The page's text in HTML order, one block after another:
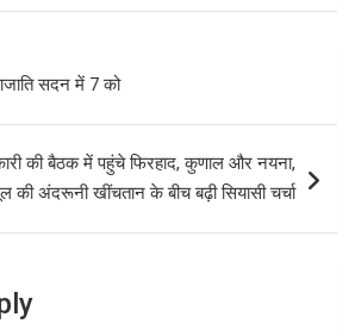
ar
सदन में 7 को
की बैठक में पहुंचे फिरहाद, कुणाल और नयना,
की अंदरूनी खींचतान के बीच बढ़ी सियासी चर्चा